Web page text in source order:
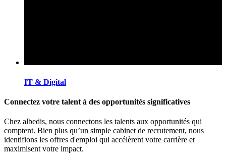
IT & Digital
Connectez votre talent à des opportunités significatives
Chez albedis, nous connectons les talents aux opportunités qui
comptent. Bien plus qu’un simple cabinet de recrutement, nous
identifions les offres d'emploi qui accélèrent votre carrière et
maximisent votre impact.